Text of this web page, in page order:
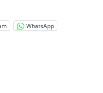
WhatsApp